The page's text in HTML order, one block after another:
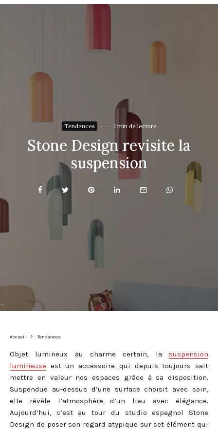
Tendances · · 1 min de lecture
Stone Design revisite la
suspension
Accueil Tendances
Objet lumineux au charme certain, la suspension
lumineuse est un accessoire qui depuis toujours sait
mettre en valeur nos espaces grâce à sa disposition.
Suspendue au-dessus d’une surface choisit avec soin,
elle révèle l’atmosphère d’un lieu avec élégance.
Aujourd’hui, c’est au tour du studio espagnol Stone
Design de poser son regard atypique sur cet élément qui